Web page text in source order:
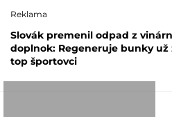
Reklama
Slovák premenil odpad z
doplnok: Regeneruje bunky
top športovci